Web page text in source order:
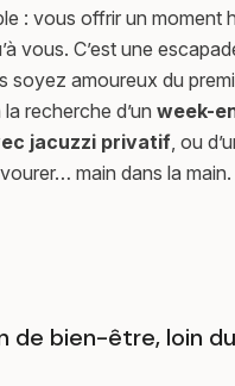
: vous offrir un moment
vous. C’est une
soyez amoureux du
recherche d’un week-
jacuzzi privatif, ou
main dans la main.
de bien-être, loin